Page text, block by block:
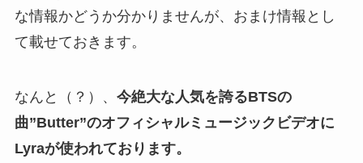
な情報かどうか分かりませんが、おまけ情報とし
て載せておきます。
なんと（？）、 今絶大な人気を誇るBTSの
曲”Butter”のオフィシャルミュージックビデオに
Lyraが使われております。